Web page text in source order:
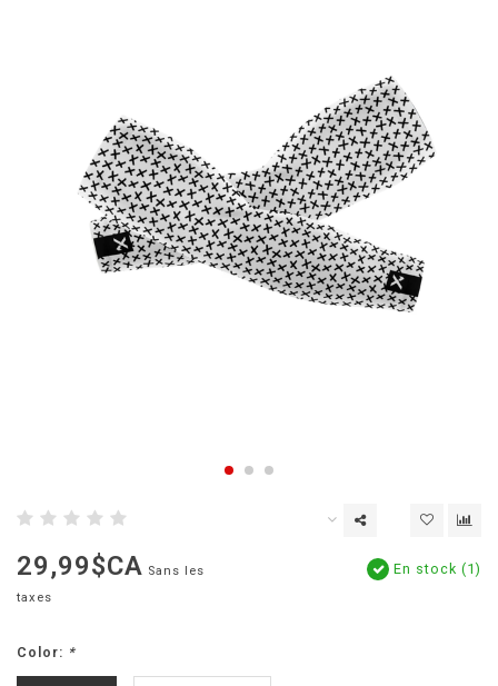
29,99$CA Sans les
taxes
En stock (1)
Color: *